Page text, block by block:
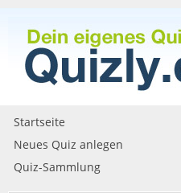
Startseite
Neues Quiz anlegen
Quiz-Sammlung